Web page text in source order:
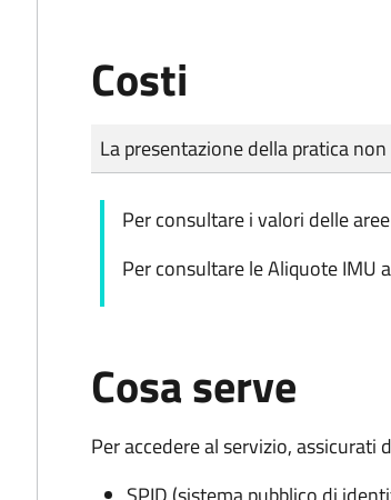
Costi
Tipo di pagamento
Importo
La presentazione della pratica
Per consultare i valori delle
Per consultare le Aliquote IMU
Cosa serve
Per accedere al servizio, assicurati